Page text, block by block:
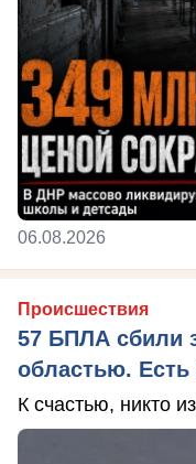
06.08.2026
Происшествия
57 БПЛА сбили
областью. Есть
К счастью, никто